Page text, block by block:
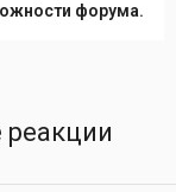
форума.